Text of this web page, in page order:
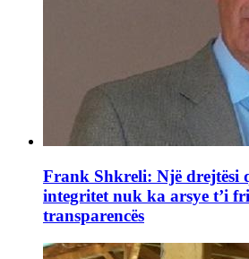
Frank Shkreli: Një drejtësi
integritet nuk ka arsye t’i
transparencës